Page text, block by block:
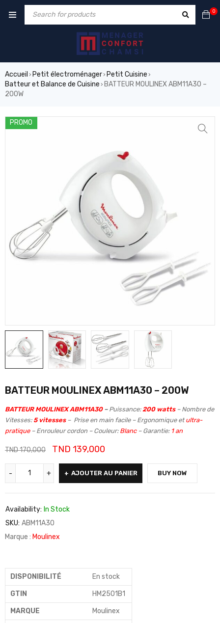
0
Accueil › Petit électroménager› Petit Cuisine ›
Batteur et Balance de Cuisine › BATTEUR MOULINEX ABM11A30 –
200W
PROMO
BATTEUR MOULINEX ABM11A30 – 200W
BATTEUR MOULINEX ABM11A30 – Puissance: 200 watts – Nombre de
Vitesses: 5 vitesses – Prise en main facile – Ergonomique etultra-
pratique– Enrouleur cordon – Couleur: Blanc– Garantie: 1 an
TND170,000 TND 139,000
AJOUTER AU PANIER BUY NOW
Availability: In Stock
SKU: ABM11A30
Marque : Moulinex
DISPONIBILITÉ En stock
GTIN HM2501B1
MARQUE Moulinex